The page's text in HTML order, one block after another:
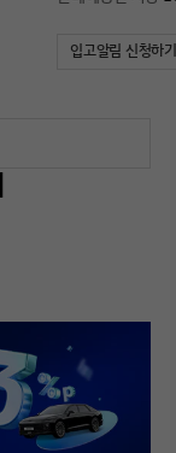
입고알림 신청하기